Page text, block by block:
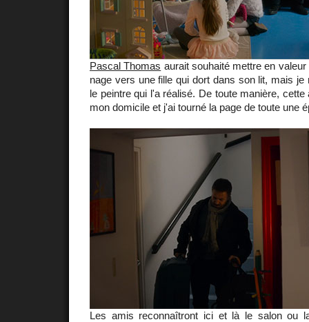
Pascal Thomas aurait souhaité mettre en
nage vers une fille qui dort dans son lit, mais je
le peintre qui l'a réalisé. De toute manière, cette
mon domicile et j'ai tourné la page de toute une
Les amis reconnaîtront ici et là le salon ou